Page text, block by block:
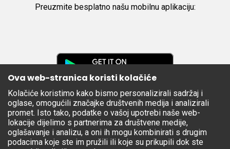
Preuzmite besplatno našu mobilnu aplikaciju:
Apple
Store
Ova web-stranica koristi kolačiće
Kolačiće koristimo kako bismo personalizirali sadržaj i
oglase, omogućili značajke društvenih medija i analizirali
promet. Isto tako, podatke o vašoj upotrebi naše web-
lokacije dijelimo s partnerima za društvene medije,
oglašavanje i analizu, a oni ih mogu kombinirati s drugim
podacima koje ste im pružili ili koje su prikupili dok ste